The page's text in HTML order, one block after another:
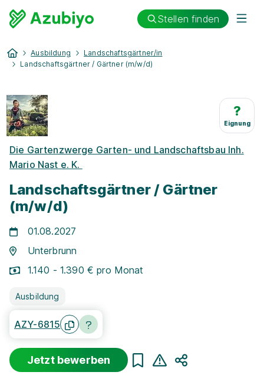
Stellen finden
Ausbildung
Landschaftsgärtner/in
Landschaftsgärtner / Gärtner (m/w/d)
?
Eignung
Die Gartenzwerge Garten- und Landschaftsbau Inh.
Mario Nast e. K.
Landschaftsgärtner / Gärtner
(m/w/d)
01.08.2027
Unterbrunn
1.140 - 1.390 € pro Monat
Ausbildung
AZY-6815
Jetzt bewerben